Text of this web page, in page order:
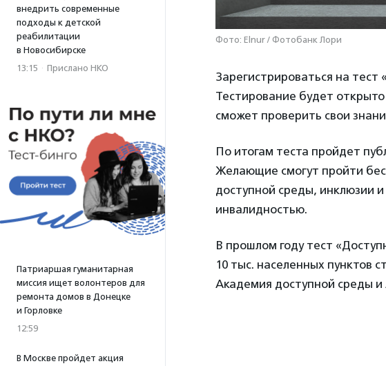
внедрить современные
подходы к детской
реабилитации
в Новосибирске
13:15 · Прислано НКО
Патриаршая гуманитарная
миссия ищет волонтеров для
ремонта домов в Донецке
и Горловке
12:59
В Москве пройдет акция
Фото: Elnur / Фотобанк Лори
Зарегистрироваться на
Тестирование будет
сможет проверить свои
По итогам теста пройдет
Желающие смогут пройти
доступной среды, инклюзии
инвалидностью.
В прошлом году тест
10 тыс. населенных пунктов
Академия доступной среды и